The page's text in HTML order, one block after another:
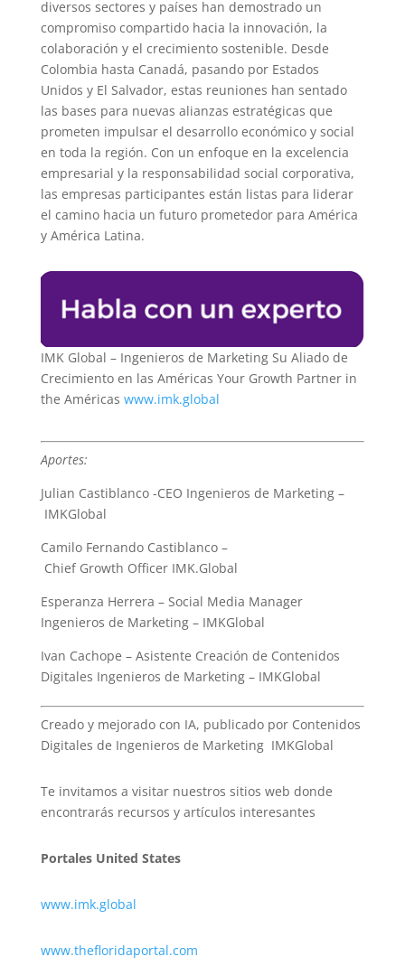
diversos sectores y países han demostrado un
compromiso compartido hacia la innovación, la
colaboración y el crecimiento sostenible. Desde
Colombia hasta Canadá, pasando por Estados
Unidos y El Salvador, estas reuniones han sentado
las bases para nuevas alianzas estratégicas que
prometen impulsar el desarrollo económico y social
en toda la región. Con un enfoque en la excelencia
empresarial y la responsabilidad social corporativa,
las empresas participantes están listas para liderar
el camino hacia un futuro prometedor para América
y América Latina.
IMK Global – Ingenieros de Marketing Su Aliado de
Crecimiento en las Américas Your Growth Partner in
the Américas www.imk.global
Aportes:
Julian Castiblanco -CEO Ingenieros de Marketing –
IMKGlobal
Camilo Fernando Castiblanco –
Chief Growth Officer IMK.Global
Esperanza Herrera – Social Media Manager
Ingenieros de Marketing – IMKGlobal
Ivan Cachope – Asistente Creación de Contenidos
Digitales Ingenieros de Marketing – IMKGlobal
Creado y mejorado con IA, publicado por Contenidos
Digitales de Ingenieros de Marketing IMKGlobal
Te invitamos a visitar nuestros sitios web donde
encontrarás recursos y artículos interesantes
Portales United States
www.imk.global
www.thefloridaportal.com